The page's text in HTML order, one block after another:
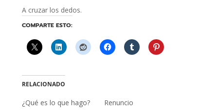
A cruzar los dedos.
COMPARTE ESTO:
RELACIONADO
¿Qué es lo que hago?
Renuncio